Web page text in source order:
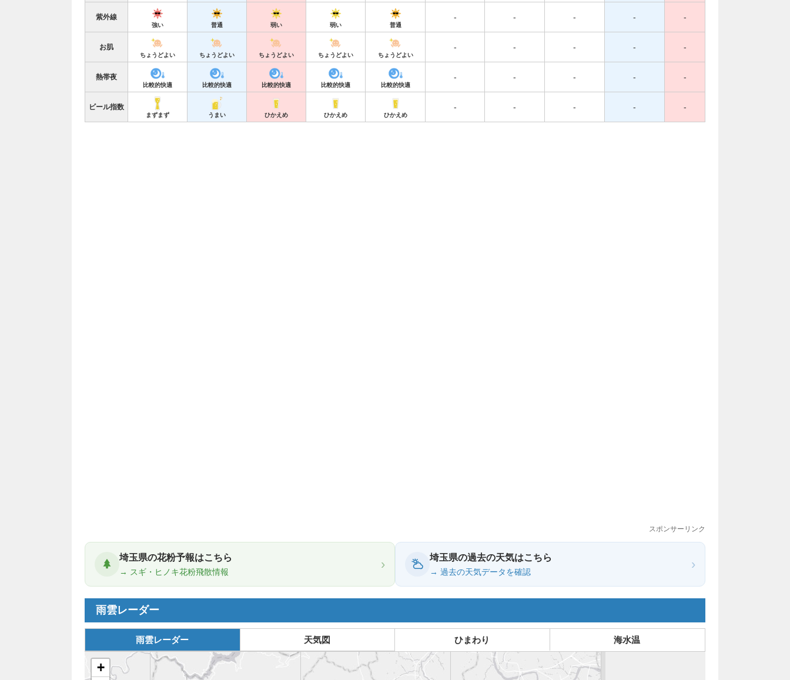
紫外線
強い 普通 弱い 弱い 普通
- - - - -
お肌
ちょうどよい ちょうどよい ちょうどよい ちょうどよい ちょうどよい
- - - - -
熱帯夜
比較的快適 比較的快適 比較的快適 比較的快適 比較的快適
- - - - -
ビール指数
まずまず うまい ひかえめ ひかえめ ひかえめ
- - - - -
スポンサーリンク
埼玉県の花粉予報はこちら
→ スギ・ヒノキ花粉飛散情報
› 埼玉県の過去の天気はこちら
→ 過去の天気データを確認
›
雨雲レーダー
雨雲レーダー 天気図 ひまわり 海水温
+